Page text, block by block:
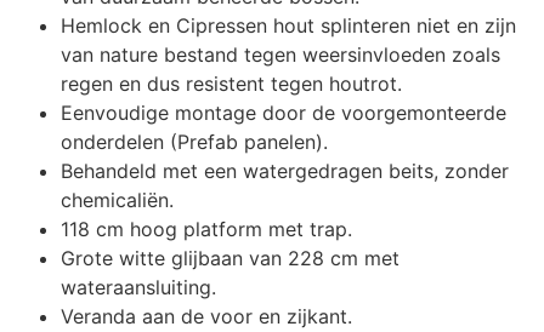
Hemlock en Cipressen hout splinteren niet en zijn
van nature bestand tegen weersinvloeden zoals
regen en dus resistent tegen houtrot.
Eenvoudige montage door de voorgemonteerde
onderdelen (Prefab panelen).
Behandeld met een watergedragen beits, zonder
chemicaliën.
118 cm hoog platform met trap.
Grote witte glijbaan van 228 cm met
wateraansluiting.
Veranda aan de voor en zijkant.